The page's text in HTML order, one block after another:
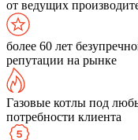
от ведущих
более 60 лет
репутации на рынке
Газовые котлы под
потребности клиента